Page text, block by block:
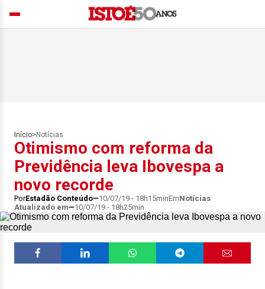
Início> Notícias
Otimismo com reforma da
Previdência leva Ibovespa a
novo recorde
PorEstadão Conteúdo 10/07/19 - 18h15minEmNotícias
Atualizado em
10/07/19 - 18h25min